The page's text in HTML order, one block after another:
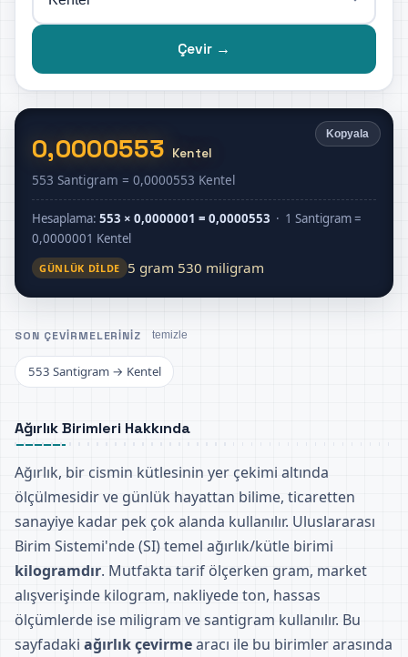
Çevir →
Kopyala
0,0000553 Kentel
553 Santigram = 0,0000553 Kentel
Hesaplama:553 × 0,0000001 = 0,0000553 · 1 Santigram =
0,0000001 Kentel
GÜNLÜK DILDE 5 gram 530 miligram
SON ÇEVIRMELERINIZ temizle
553 Santigram → Kentel
Ağırlık Birimleri Hakkında
Ağırlık, bir cismin kütlesinin yer çekimi altında
ölçülmesidir ve günlük hayattan bilime, ticaretten
sanayiye kadar pek çok alanda kullanılır. Uluslararası
Birim Sistemi'nde (SI) temel ağırlık/kütle birimi
kilogramdır. Mutfakta tarif ölçerken gram, market
alışverişinde kilogram, nakliyede ton, hassas
ölçümlerde ise miligram ve santigram kullanılır. Bu
sayfadaki ağırlık çevirmearacı ile bu birimler arasında